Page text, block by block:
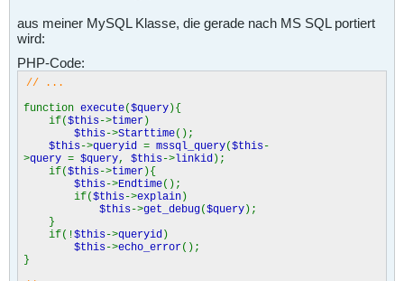
aus meiner MySQL Klasse, die gerade nach MS SQL portiert
wird:
PHP-Code:
// ...
function execute($query){
if($this->timer)
$this->Starttime();
$this->queryid = mssql_query($this-
>query = $query, $this->linkid );
if($this->timer){
$this->Endtime();
if($this->explain)
$this->get_debug($query);
}
if(!$this->queryid )
$this->echo_error();
}